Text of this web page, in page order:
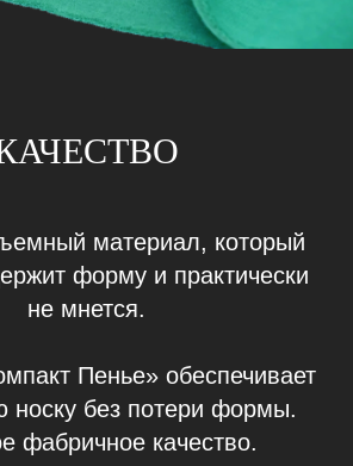
материал, который
форму и практически
не мнется.
Пенье» обеспечивает
носку без потери формы.
фабричное качество.